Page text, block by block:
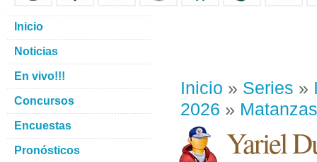
Inicio » Series »
2026 » Matanzas
Yariel
Inicio
Noticias
En vivo!!!
Concursos
Encuestas
Pronósticos